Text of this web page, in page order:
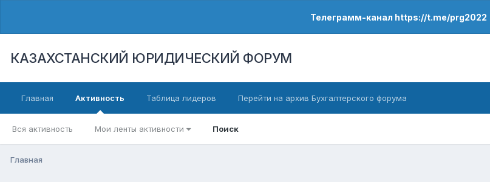
Телеграмм-канал https://t.me/prg2022
КАЗАХСТАНСКИЙ ЮРИДИЧЕСКИЙ ФОРУМ
Главная Активность
Вся активность Мои ленты активности Поиск
Таблица лидеров Перейти на архив Бухгалтерского форума
Главная